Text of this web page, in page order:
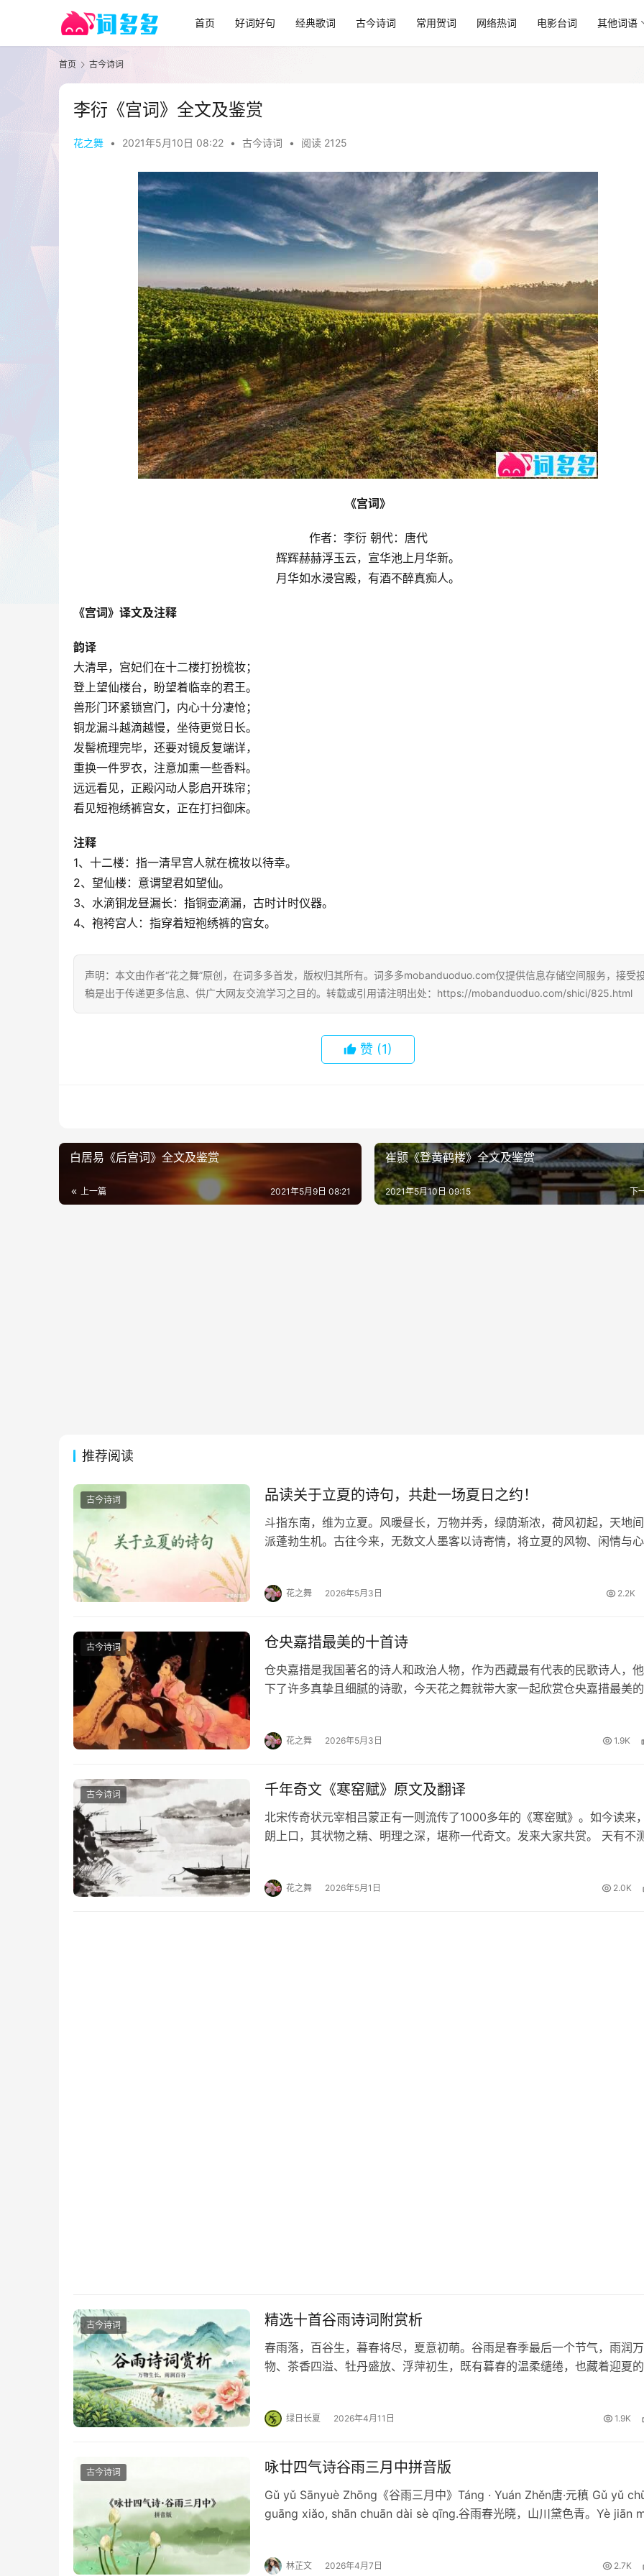
首页 好词好句 经典歌词 古今诗词 常用贺词 网络热词 电影台词 其他词语
首页 古今诗词
李衍《宫词》全文及鉴赏
花之舞 • 2021年5月10日 08:22 • 古今诗词 • 阅读 2125
《宫词》
作者：李衍 朝代：唐代
辉辉赫赫浮玉云，宣华池上月华新。
月华如水浸宫殿，有酒不醉真痴人。
《宫词》译文及注释
韵译
大清早，宫妃们在十二楼打扮梳妆；
登上望仙楼台，盼望着临幸的君王。
兽形门环紧锁宫门，内心十分凄怆；
铜龙漏斗越滴越慢，坐待更觉日长。
发髻梳理完毕，还要对镜反复端详，
重换一件罗衣，注意加熏一些香料。
远远看见，正殿闪动人影启开珠帘；
看见短袍绣裤宫女，正在打扫御床。
注释
1、十二楼：指一清早宫人就在梳妆以待幸。
2、望仙楼：意谓望君如望仙。
3、水滴铜龙昼漏长：指铜壶滴漏，古时计时仪器。
4、袍袴宫人：指穿着短袍绣裤的宫女。
声明：本文由作者“花之舞”原创，在词多多首发，版权归其所有。词多多mobanduoduo.com仅提供信息存储空间服务，接受
稿是出于传递更多信息、供广大网友交流学习之目的。转载或引用请注明出处：https://mobanduoduo.com/shici/825.html
赞 (1)
白居易《后宫词》全文及鉴赏
上一篇 2021年5月9日 08:21
崔颢《登黄鹤楼》全文及鉴赏
下
2021年5月10日 09:15
推荐阅读
古今诗词 品读关于立夏的诗句，共赴一场夏日之约！
斗指东南，维为立夏。风暖昼长，万物并秀，绿荫渐浓，荷风初起，天地
派蓬勃生机。古往今来，无数文人墨客以诗寄情，将立夏的风物、闲情与
花之舞 2026年5月3日 2.2K
古今诗词 仓央嘉措最美的十首诗
仓央嘉措是我国著名的诗人和政治人物，作为西藏最有代表的民歌诗人，
下了许多真挚且细腻的诗歌，今天花之舞就带大家一起欣赏仓央嘉措最美
花之舞 2026年5月3日 1.9K
古今诗词 千年奇文《寒窑赋》原文及翻译
北宋传奇状元宰相吕蒙正有一则流传了1000多年的《寒窑赋》。如今读来
朗上口，其状物之精、明理之深，堪称一代奇文。发来大家共赏。 天有不
花之舞 2026年5月1日 2.0K
古今诗词 精选十首谷雨诗词附赏析
春雨落，百谷生，暮春将尽，夏意初萌。谷雨是春季最后一个节气，雨润万
物、茶香四溢、牡丹盛放、浮萍初生，既有暮春的温柔缱绻，也藏着迎夏
绿日长夏 2026年4月11日 1.9K
古今诗词 咏廿四气诗谷雨三月中拼音版
Gǔ yǔ Sānyuè Zhōng《谷雨三月中》Táng · Yuán Zhěn唐·元稹 Gǔ yǔ
guāng xiǎo, shān chuān dài sè qīng.谷雨春光晓，山川黛色青。Yè jiān
林芷文 2026年4月7日 2.7K